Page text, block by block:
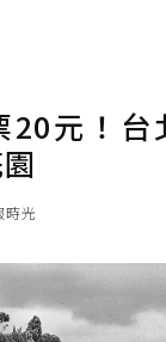
20元！台
時光